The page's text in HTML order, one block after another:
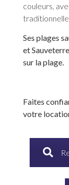
couleurs,
Ses plages
et
sur la plage.
Faites
votre